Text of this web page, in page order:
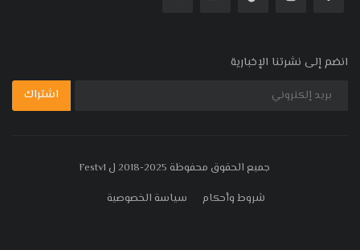
انضم إلى نشرتنا الإخبارية
اشتراك
جميع الحقوق محفوظة 2025-2018 ل Festv1
شروط وأحكام
سياسة الخصوصية